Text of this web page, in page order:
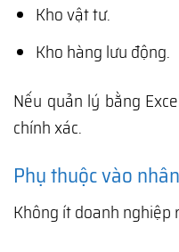
Kho vật tư.
Kho hàng lưu động.
Nếu quản lý bằng
chính xác.
Phụ thuộc vào
Không ít doanh nghiệp